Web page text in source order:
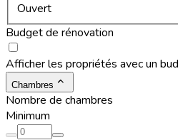
Ouvert
Budget de rénovation
Afficher les propriétés avec un
Chambres
Nombre de chambres
Minimum